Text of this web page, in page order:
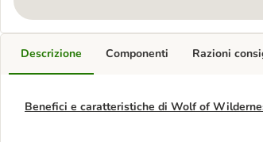
Descrizione
Benefici e caratteristiche di Wolf of
Componenti Razioni